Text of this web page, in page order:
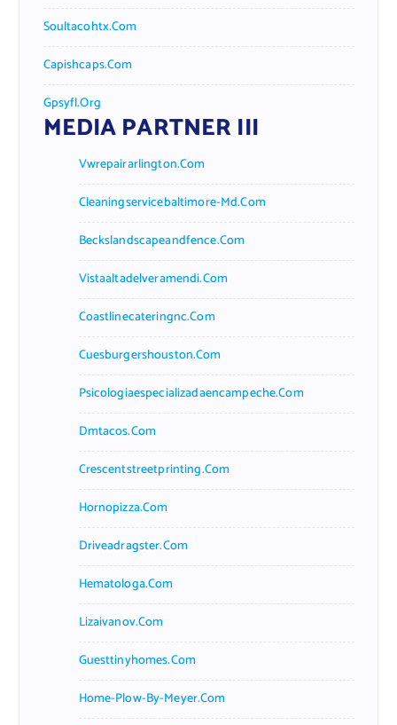
Soultacohtx.com
Capishcaps.com
Gpsyfl.org
MEDIA PARTNER III
Vwrepairarlington.com
Cleaningservicebaltimore-Md.com
Beckslandscapeandfence.com
Vistaaltadelveramendi.com
Coastlinecateringnc.com
Cuesburgershouston.com
Psicologiaespecializadaencampeche.com
Dmtacos.com
Crescentstreetprinting.com
Hornopizza.com
Driveadragster.com
Hematologa.com
Lizaivanov.com
Guesttinyhomes.com
Home-Plow-By-Meyer.com